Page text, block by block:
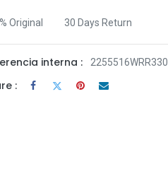
Original 30 Days Return
interna : 2255516WRR330
: